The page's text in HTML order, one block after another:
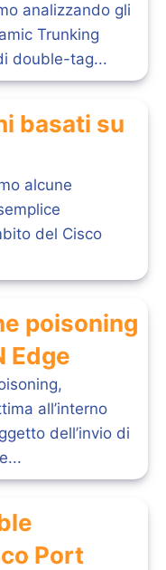
analizzando gli
Trunking
double-tag...
basati su
alcune
del Cisco
poisoning
Edge
all’interno
dell’invio di
Port